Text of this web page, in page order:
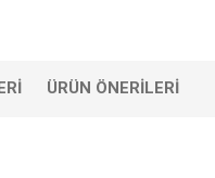
ÜRÜN ÖNERILERI